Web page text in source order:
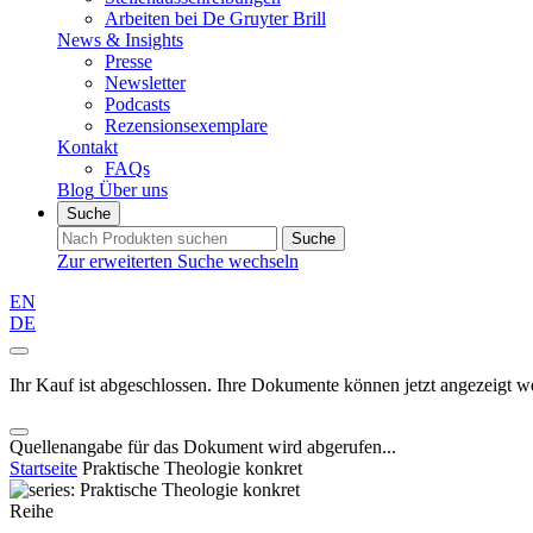
Arbeiten bei De Gruyter Brill
News & Insights
Presse
Newsletter
Podcasts
Rezensionsexemplare
Kontakt
FAQs
Blog Über uns
Suche
Suche
Zur erweiterten Suche wechseln
EN
DE
Ihr Kauf ist abgeschlossen. Ihre Dokumente können jetzt angezeigt
Quellenangabe für das Dokument wird abgerufen...
Startseite Praktische Theologie konkret
Reihe